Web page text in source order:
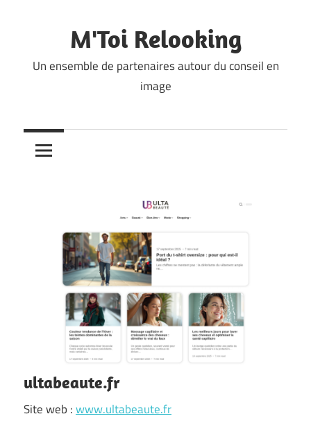
M'Toi Relooking
Un ensemble de partenaires autour du conseil en
image
ultabeaute.fr
Site web :www.ultabeaute.fr